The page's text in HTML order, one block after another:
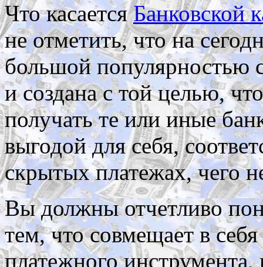
Что касаетсяБанковской
не отметить, что на
большой популярностью
и создана с той целью,
получать те или иные
выгодой для себя,
скрытых платежах, чего
Вы должны отчетливо
тем, что совмещает в
платежного